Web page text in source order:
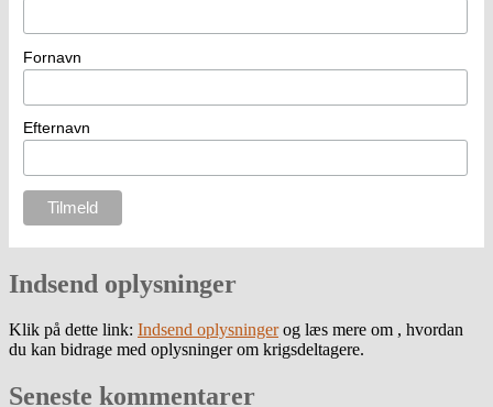
Fornavn
Efternavn
Indsend oplysninger
Klik på dette link: Indsend oplysningerog læs mere om , hvordan
du kan bidrage med oplysninger om krigsdeltagere.
Seneste kommentarer